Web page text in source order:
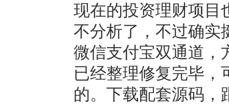
现在的投资理财项目
不分析了，不过确实
微信支付宝双通道，
已经整理修复完毕，
的。下载配套源码，